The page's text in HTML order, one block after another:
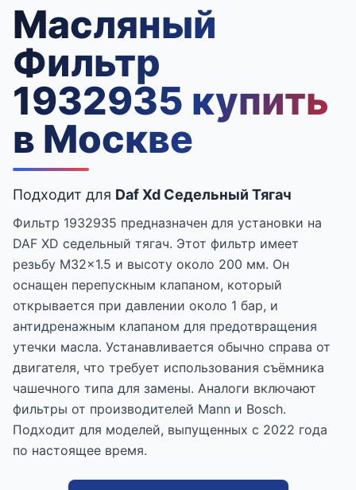
Масляный
Фильтр
1932935 купить
в Москве
Подходит для Daf Xd Седельный Тягач
Фильтр 1932935 предназначен для установки на
DAF XD седельный тягач. Этот фильтр имеет
резьбу M32x1.5 и высоту около 200 мм. Он
оснащен перепускным клапаном, который
открывается при давлении около 1 бар, и
антидренажным клапаном для предотвращения
утечки масла. Устанавливается обычно справа от
двигателя, что требует использования съёмника
чашечного типа для замены. Аналоги включают
фильтры от производителей Mann и Bosch.
Подходит для моделей, выпущенных с 2022 года
по настоящее время.